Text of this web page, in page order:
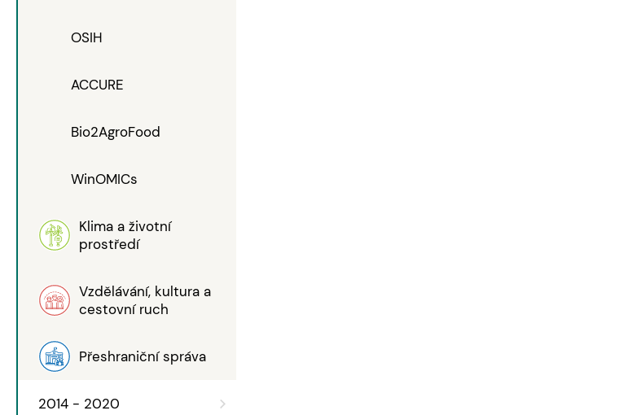
OSIH
ACCURE
Bio2AgroFood
WinOMICs
Klima a životní
prostředí
Vzdělávání, kultura a
cestovní ruch
Přeshraniční správa
2014 - 2020